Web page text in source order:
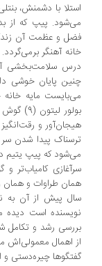
پیپ که از
و عظمت آن زندگی
آهنگر برمی‌گردد. و
سلامت‌بخشی
پایان خوشی داشته
مایه خانه
بولور لیتون (9)
و رقت‌انگیز در
پیدا شدن سر و کله
که پیپ یتیم در
کامیاب‌تر و
طراوات و همان روح
پیش از آن به نام
است دیده
رشد و تکامل
اهمال معمولی‌اش
چیره‌دستی و